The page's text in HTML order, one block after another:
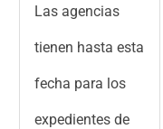
Las agencias
tienen hasta esta
fecha para los
expedientes de